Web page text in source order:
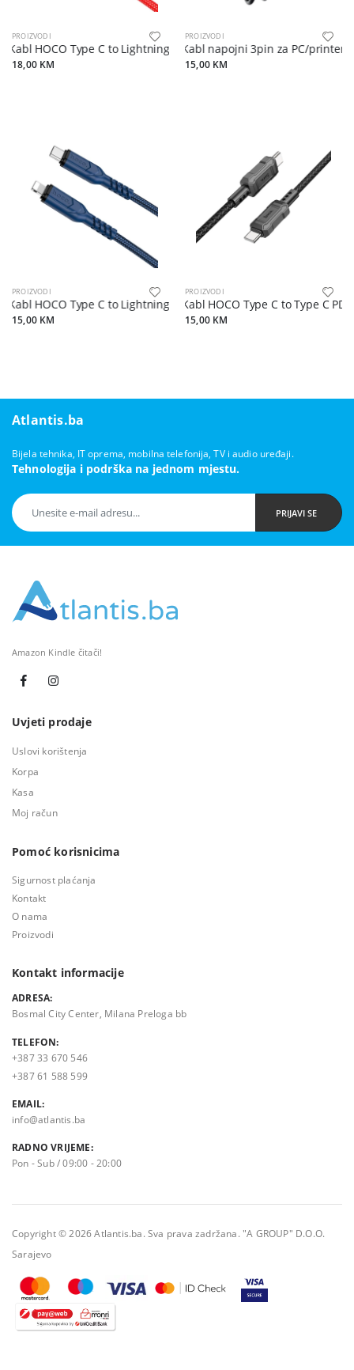
PROIZVODI
Kabl HOCO Type C to Lightning PD 3A 20W X59 2 m red
18,00 KM
PROIZVODI
Kabl napojni 3pin za PC/printer/
15,00 KM
PROIZVODI
Kabl HOCO Type C to Lightning PD 3A 20W X59 1 m blue
15,00 KM
PROIZVODI
Kabl HOCO Type C to Type C PD
15,00 KM
Atlantis.ba
Bijela tehnika, IT oprema, mobilna telefonija, TV i audio uređaji.
Tehnologija i podrška na jednom mjestu.
PRIJAVI SE
Amazon Kindle čitači!
Uvjeti prodaje
Uslovi korištenja
Korpa
Kasa
Moj račun
Pomoć korisnicima
Sigurnost plaćanja
Kontakt
O nama
Proizvodi
Kontakt informacije
ADRESA:
Bosmal City Center, Milana Preloga bb
TELEFON:
+387 33 670 546
+387 61 588 599
EMAIL:
info@atlantis.ba
RADNO VRIJEME:
Pon - Sub / 09:00 - 20:00
Copyright © 2026 Atlantis.ba. Sva prava zadržana. "A GROUP" D.O.O.
Sarajevo